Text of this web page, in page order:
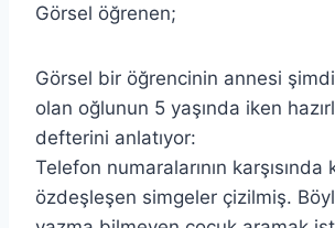
Görsel öğrenen;
Görsel bir öğrencinin annesi
olan oğlunun 5 yaşında iken
defterini anlatıyor:
Telefon numaralarının karşısında
özdeşleşen simgeler çizilmiş.